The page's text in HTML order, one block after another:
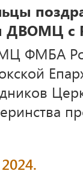
ДВОМЦ с
ФМБА